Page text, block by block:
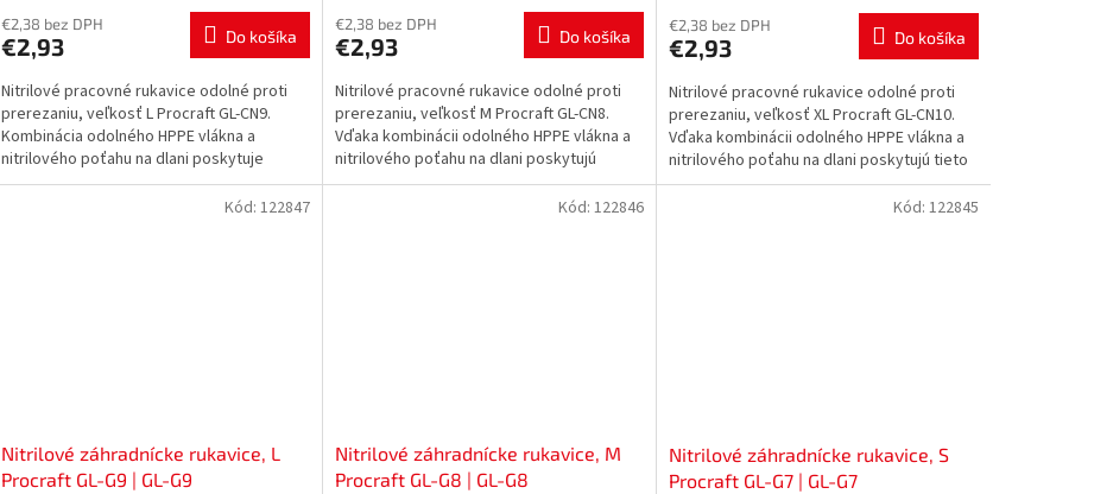
€2,38 bez DPH
€2,93 Do košíka
Nitrilové pracovné rukavice odolné proti
prerezaniu, veľkosť L Procraft GL-CN9.
Kombinácia odolného HPPE vlákna a
nitrilového poťahu na dlani poskytuje
vysokú úroveň ochrany a...
€2,38 bez DPH
€2,93 Do košíka
Nitrilové pracovné rukavice odolné proti
prerezaniu, veľkosť M Procraft GL-CN8.
Vďaka kombinácii odolného HPPE vlákna a
nitrilového poťahu na dlani poskytujú
vysokú úroveň...
€2,38 bez DPH
€2,93 Do košíka
Nitrilové pracovné rukavice odolné proti
prerezaniu, veľkosť XL Procraft GL-CN10.
Vďaka kombinácii odolného HPPE vlákna a
nitrilového poťahu na dlani poskytujú tieto
rukavice...
Nitrilové záhradnícke rukavice, L
Procraft GL-G9 | GL-G9
Kód: 122847
Nitrilové záhradnícke rukavice, M
Procraft GL-G8 | GL-G8
Kód: 122846
Nitrilové záhradnícke rukavice, S
Procraft GL-G7 | GL-G7
Kód: 122845